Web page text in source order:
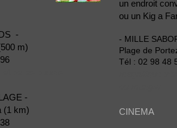
-
m)
-
(1 km)
un endroit
ou un Kig a
- MILLE
Plage de
Tél : 02 98 48
CINEMA